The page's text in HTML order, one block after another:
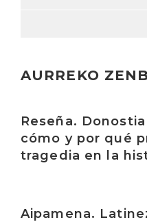
AURREKO
Reseña. Donostia
cómo y por qué
tragedia en la
Aipamena.